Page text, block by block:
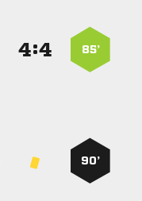
85’
:
90’